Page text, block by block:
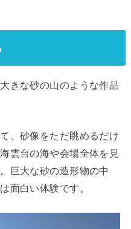
きな砂の山のような作品
、砂像をただ眺めるだけ
雲台の海や会場全体を見
巨大な砂の造形物の中
面白い体験です。